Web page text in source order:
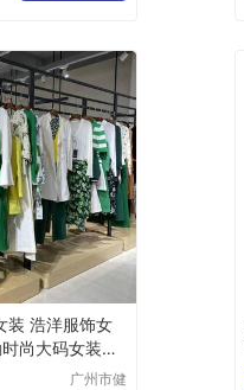
装 浩洋服饰女
尚大码女装货
广州市健